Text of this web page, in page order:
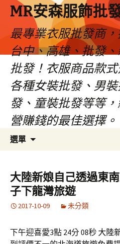
MR安森服飾批
最專業衣服批發商
台中、高雄、批發
批發！衣服商品款
各種女裝批發、男
發、童裝批發等等
營賺錢的最佳選擇。
選單
容
區
大陸新娘自己透過東
子下龍灣旅遊
2017-10-09 未分類
下午迎喜愛3點 24分 08秒 大陸